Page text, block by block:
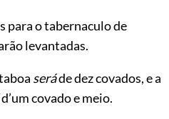
para o tabernaculo de
levantadas.
seráde dez covados, e a
covado e meio.